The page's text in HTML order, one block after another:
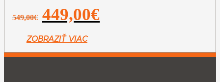
549,00€
Pôvodná
cena
549,00€.
449,00€
ZOBRAZIŤ VIAC